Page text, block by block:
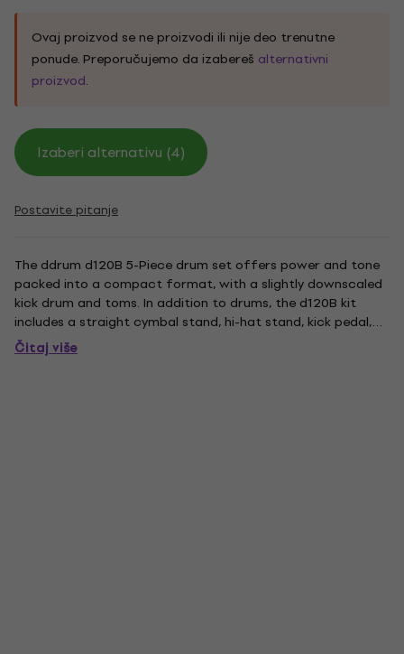
Ovaj proizvod se ne proizvodi ili nije deo trenutne
ponude. Preporučujemo da izabereš alternativni
proizvod.
Izaberi alternativu (4)
Postavite pitanje
The ddrum d120B 5-Piece drum set offers power and tone
packed into a compact format, with a slightly downscaled
kick drum and toms. In addition to drums, the d120B kit
includes a straight cymbal stand, hi-hat stand, kick pedal,
snare stand, and even a throne plus 14 hi-hat and 16
crash/ride cymbals.Kit Configuration: 7X10TT, 8X12TT,
Čitaj više